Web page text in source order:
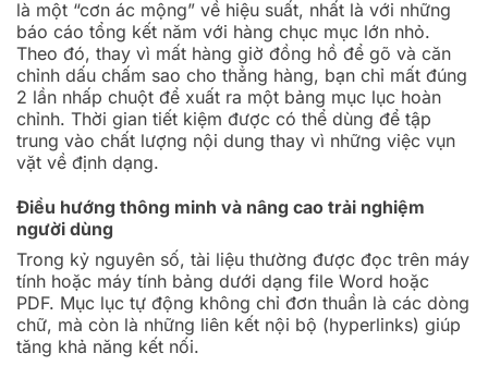
là một “cơn ác mộng” về hiệu suất, nhất là với những
báo cáo tổng kết năm với hàng chục mục lớn nhỏ.
Theo đó, thay vì mất hàng giờ đồng hồ để gõ và căn
chỉnh dấu chấm sao cho thẳng hàng, bạn chỉ mất đúng
2 lần nhấp chuột để xuất ra một bảng mục lục hoàn
chỉnh. Thời gian tiết kiệm được có thể dùng để tập
trung vào chất lượng nội dung thay vì những việc vụn
vặt về định dạng.
Điều hướng thông minh và nâng cao trải nghiệm
người dùng
Trong kỷ nguyên số, tài liệu thường được đọc trên máy
tính hoặc máy tính bảng dưới dạng file Word hoặc
PDF. Mục lục tự động không chỉ đơn thuần là các dòng
chữ, mà còn là những liên kết nội bộ (hyperlinks) giúp
tăng khả năng kết nối.